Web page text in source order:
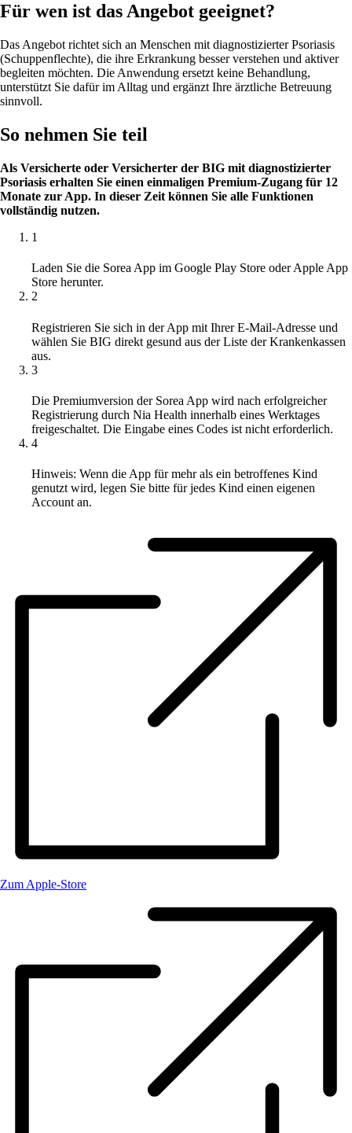
Für wen ist das Angebot geeignet?
Das Angebot richtet sich an Menschen mit diagnostizierter Psoriasis
(Schuppenflechte), die ihre Erkrankung besser verstehen und aktiver
begleiten möchten. Die Anwendung ersetzt keine Behandlung,
unterstützt Sie dafür im Alltag und ergänzt Ihre ärztliche Betreuung
sinnvoll.
So nehmen Sie teil
Als Versicherte oder Versicherter der BIG mit diagnostizierter
Psoriasis erhalten Sie einen einmaligen Premium-Zugang für 12
Monate zur App. In dieser Zeit können Sie alle Funktionen
vollständig nutzen.
1
Laden Sie die Sorea App im Google Play Store oder Apple App
Store herunter.
2
Registrieren Sie sich in der App mit Ihrer E-Mail-Adresse und
wählen Sie BIG direkt gesund aus der Liste der Krankenkassen
aus.
3
Die Premiumversion der Sorea App wird nach erfolgreicher
Registrierung durch Nia Health innerhalb eines Werktages
freigeschaltet. Die Eingabe eines Codes ist nicht erforderlich.
4
Hinweis: Wenn die App für mehr als ein betroffenes Kind
genutzt wird, legen Sie bitte für jedes Kind einen eigenen
Account an.
Zum Apple-Store